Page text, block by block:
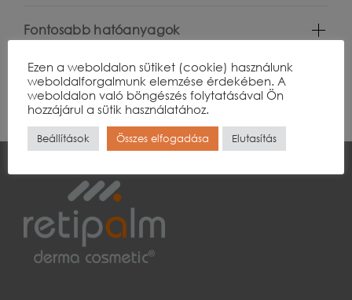
Fontosabb hatóanyagok
Összetevők
Ezen a weboldalon sütiket (cookie) használunk
weboldalforgalmunk elemzése érdekében. A
weboldalon való böngészés folytatásával Ön
hozzájárul a sütik használatához.
Beállítások Összes elfogadása Elutasítás